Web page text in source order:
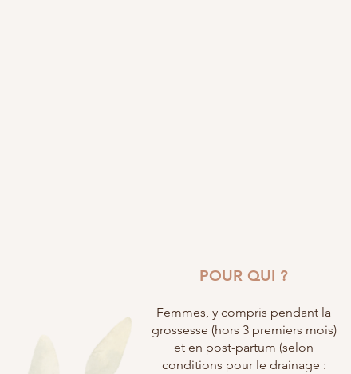
POUR QUI ?
Femmes, y compris pendant la
grossesse (hors 3 premiers mois)
et en post-partum (selon
conditions pour le drainage :